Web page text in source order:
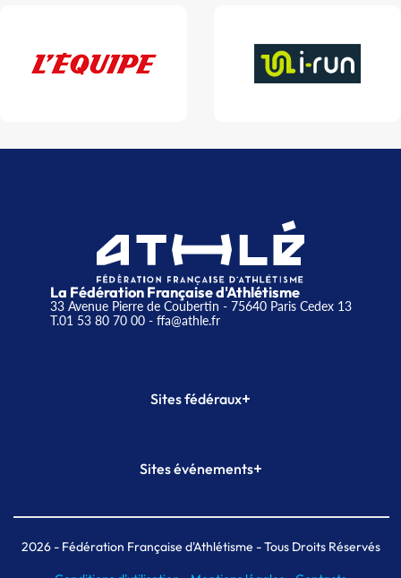
La Fédération Française d'Athlétisme
33 Avenue Pierre de Coubertin - 75640 Paris Cedex 13
T.01 53 80 70 00- ffa@athle.fr
Sites fédéraux+
Plateforme Formation
Sites événements+
Meeting de Paris indoor
MAIF Ekiden de Paris
2026- Fédération Française d'Athlétisme - Tous Droits Réservés